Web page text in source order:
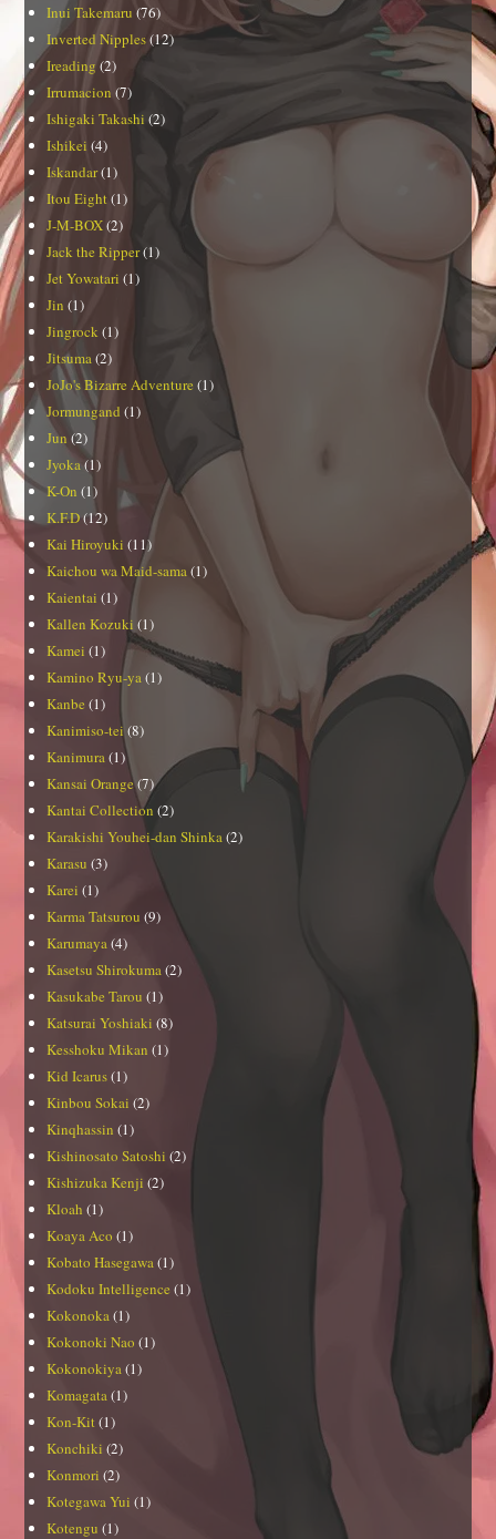
Inui Takemaru (76)
Inverted Nipples(12)
Ireading(2)
Irrumacion (7)
Ishigaki Takashi (2)
Ishikei (4)
Iskandar(1)
Itou Eight (1)
J-M-BOX(2)
Jack the Ripper(1)
Jet Yowatari (1)
Jin (1)
Jingrock (1)
Jitsuma (2)
JoJo's Bizarre Adventure (1)
Jormungand (1)
Jun (2)
Jyoka(1)
K-On (1)
K.F.D(12)
Kai Hiroyuki (11)
Kaichou wa Maid-sama (1)
Kaientai (1)
Kallen Kozuki (1)
Kamei (1)
Kamino Ryu-ya (1)
Kanbe (1)
Kanimiso-tei(8)
Kanimura (1)
Kansai Orange(7)
Kantai Collection (2)
Karakishi Youhei-dan Shinka (2)
Karasu (3)
Karei (1)
Karma Tatsurou (9)
Karumaya (4)
Kasetsu Shirokuma (2)
Kasukabe Tarou (1)
Katsurai Yoshiaki (8)
Kesshoku Mikan (1)
Kid Icarus(1)
Kinbou Sokai (2)
Kinqhassin (1)
Kishinosato Satoshi (2)
Kishizuka Kenji (2)
Kloah (1)
Koaya Aco (1)
Kobato Hasegawa (1)
Kodoku Intelligence (1)
Kokonoka (1)
Kokonoki Nao (1)
Kokonokiya (1)
Komagata (1)
Kon-Kit (1)
Konchiki (2)
Konmori (2)
Kotegawa Yui (1)
Kotengu (1)